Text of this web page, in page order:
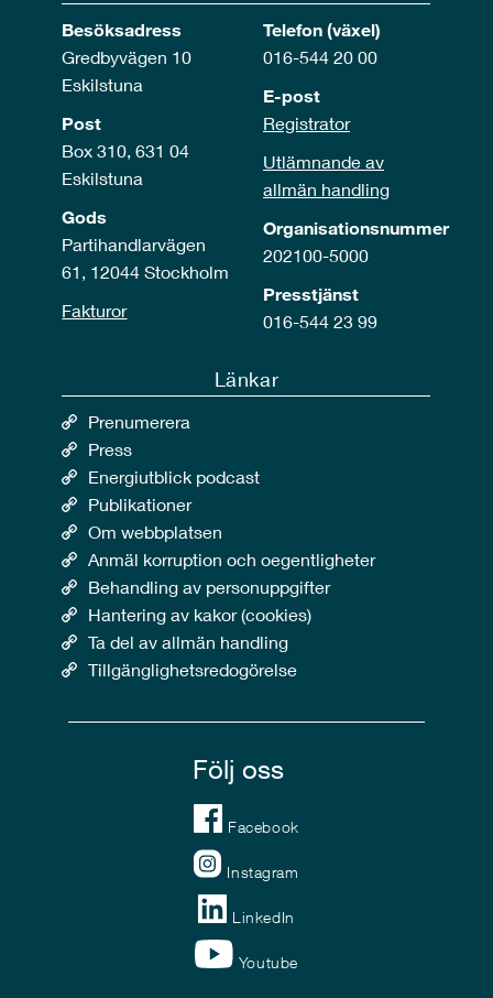
Besöksadress
Gredbyvägen 10
Eskilstuna
Post
Box 310, 631 04
Eskilstuna
Gods
Partihandlarvägen
61, 12044 Stockholm
Fakturor
Telefon (växel)
016-544 20 00
E-post
Registrator
Utlämnande av
allmän handling
Organisationsnummer
202100-5000
Presstjänst
016-544 23 99
Länkar
Prenumerera
Press
Energiutblick podcast
Publikationer
Om webbplatsen
Anmäl korruption och oegentligheter
Behandling av personuppgifter
Hantering av kakor (cookies)
Ta del av allmän handling
Tillgänglighetsredogörelse
Följ oss
Facebook
Instagram
LinkedIn
Youtube